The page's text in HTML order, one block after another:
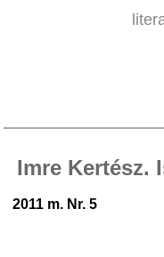
Imre Kertész.
2011 m. Nr. 5